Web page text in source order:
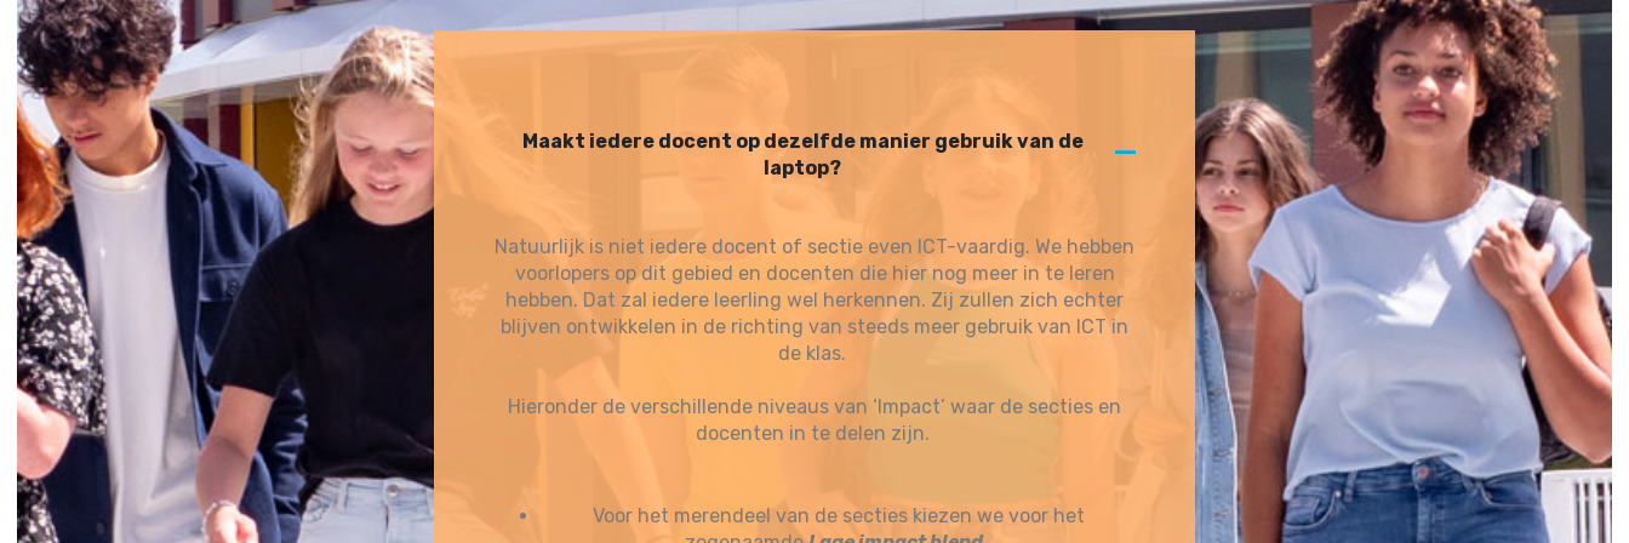
A
Maakt iedere docent op dezelfde manier gebruik van de
laptop?
Natuurlijk is niet iedere docent of sectie even ICT-vaardig. We hebben
voorlopers op dit gebied en docenten die hier nog meer in te leren
hebben. Dat zal iedere leerling wel herkennen. Zij zullen zich echter
blijven ontwikkelen in de richting van steeds meer gebruik van ICT in
de klas.
Hieronder de verschillende niveaus van ‘Impact’ waar de secties en
docenten in te delen zijn.
Voor het merendeel van de secties kiezen we voor het